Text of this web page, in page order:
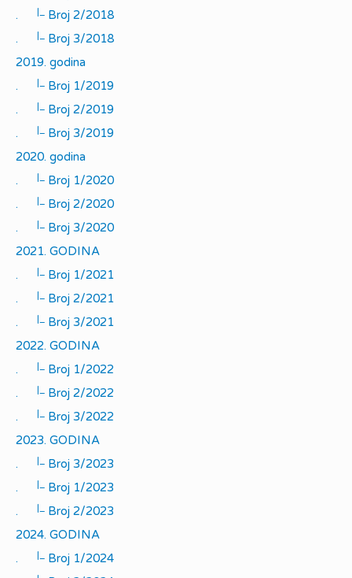
.
|_
Broj 2/2018
.
|_
Broj 3/2018
2019. godina
.
|_
Broj 1/2019
.
|_
Broj 2/2019
.
|_
Broj 3/2019
2020. godina
.
|_
Broj 1/2020
.
|_
Broj 2/2020
.
|_
Broj 3/2020
2021. GODINA
.
|_
Broj 1/2021
.
|_
Broj 2/2021
.
|_
Broj 3/2021
2022. GODINA
.
|_
Broj 1/2022
.
|_
Broj 2/2022
.
|_
Broj 3/2022
2023. GODINA
.
|_
Broj 3/2023
.
|_
Broj 1/2023
.
|_
Broj 2/2023
2024. GODINA
.
|_
Broj 1/2024